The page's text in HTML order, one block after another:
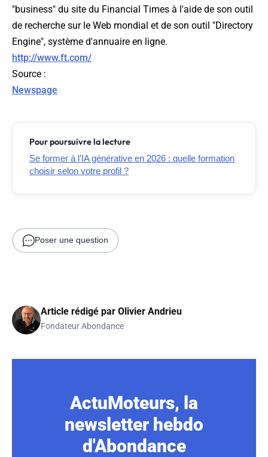
"business" du site du Financial Times à l'aide de son outil
de recherche sur le Web mondial et de son outil "Directory
Engine", système d'annuaire en ligne.
http://www.ft.com/
Source :
Newspage
Pour poursuivre la lecture
Se former à l’IA générative en 2026 : quelle formation
choisir selon votre profil ?
Poser une question
Article rédigé par Olivier Andrieu
Fondateur Abondance
ActuMoteurs, la
newsletter hebdo
d'Abondance